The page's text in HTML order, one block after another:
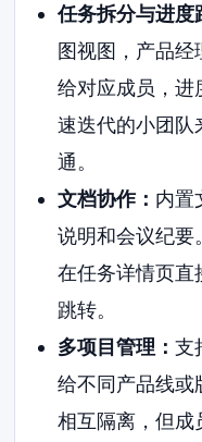
任务拆分与进度
图视图，产品经
给对应成员，进
速迭代的小团队
通。
文档协作： 内置
说明和会议纪要
在任务详情页直
跳转。
多项目管理： 支
给不同产品线或
相互隔离，但成